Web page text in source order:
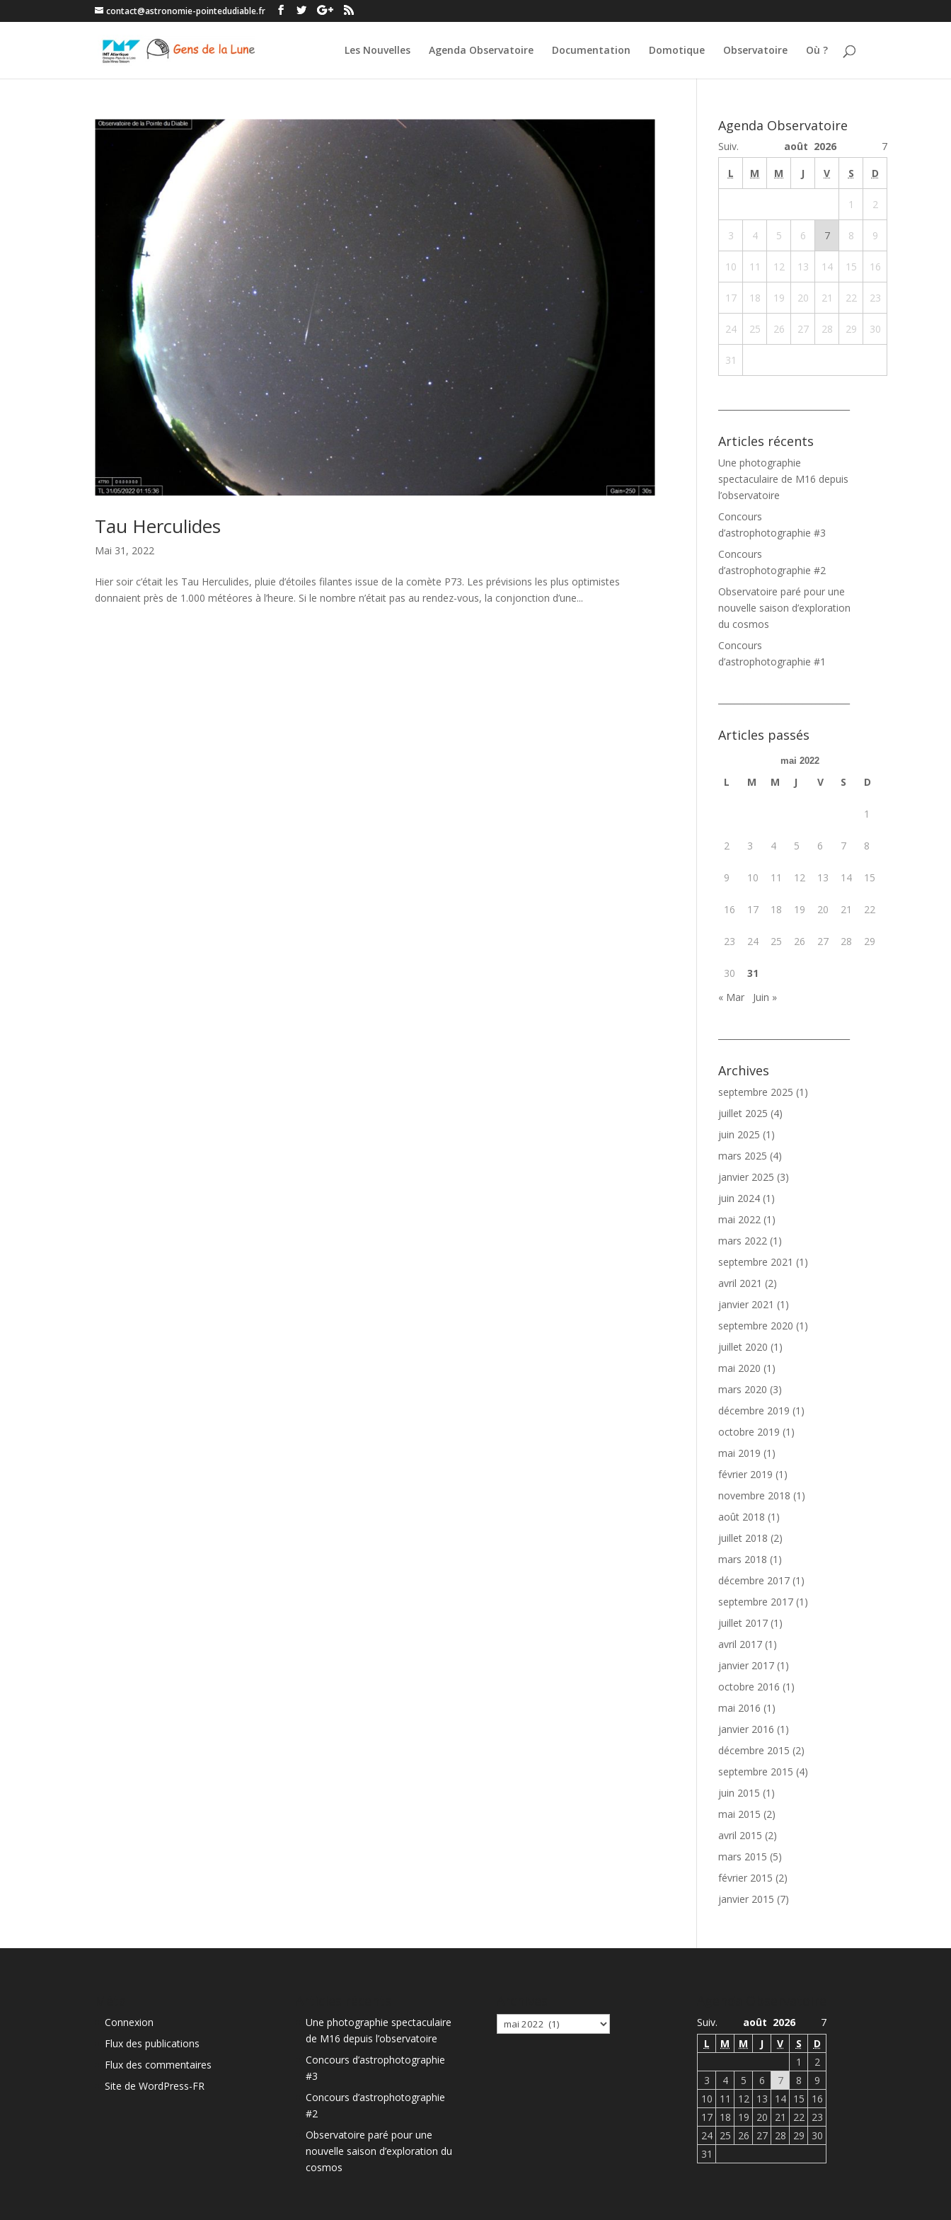
contact@astronomie-pointedudiable.fr
Les Nouvelles Agenda Observatoire Documentation Domotique Observatoire Où ?
Tau Herculides
Mai 31, 2022
Hier soir c’était les Tau Herculides, pluie d’étoiles filantes issue de la comète P73. Les prévisions les plus optimistes
donnaient près de 1.000 météores à l’heure. Si le nombre n’était pas au rendez-vous, la conjonction d’une...
Agenda Observatoire
Suiv. 7
août 2026
L
M M J V S D
1 2
3 4 5 6 7 8 9
10 11 12 13 14 15 16
17 18 19 20 21 22 23
24 25 26 27 28 29 30
31
Articles récents
Une photographie
spectaculaire de M16 depuis
l’observatoire
Concours
d’astrophotographie #3
Concours
d’astrophotographie #2
Observatoire paré pour une
nouvelle saison d’exploration
du cosmos
Concours
d’astrophotographie #1
Articles passés
mai 2022
L M M J V S D
1
2 3 4 5 6 7 8
9 10 11 12 13 14 15
16 17 18 19 20 21 22
23 24 25 26 27 28 29
30
31
« Mar
Juin »
Archives
septembre 2025 (1)
juillet 2025 (4)
juin 2025 (1)
mars 2025 (4)
janvier 2025 (3)
juin 2024 (1)
mai 2022 (1)
mars 2022 (1)
septembre 2021 (1)
avril 2021 (2)
janvier 2021 (1)
septembre 2020 (1)
juillet 2020 (1)
mai 2020 (1)
mars 2020 (3)
décembre 2019 (1)
octobre 2019 (1)
mai 2019 (1)
février 2019 (1)
novembre 2018 (1)
août 2018 (1)
juillet 2018 (2)
mars 2018 (1)
décembre 2017 (1)
septembre 2017 (1)
juillet 2017 (1)
avril 2017 (1)
janvier 2017 (1)
octobre 2016 (1)
mai 2016 (1)
janvier 2016 (1)
décembre 2015 (2)
septembre 2015 (4)
juin 2015 (1)
mai 2015 (2)
avril 2015 (2)
mars 2015 (5)
février 2015 (2)
janvier 2015 (7)
Connexion
Flux des publications
Flux des commentaires
Site de WordPress-FR
Une photographie spectaculaire
de M16 depuis l’observatoire
Concours d’astrophotographie
#3
Concours d’astrophotographie
#2
Observatoire paré pour une
nouvelle saison d’exploration du
cosmos
Archives Suiv. 7
août 2026
L
M M J V S
D
1
2
3
4 5 6 7 8
9
10
11 12 13 14 15
16
17
18 19 20 21 22
23
24
25 26 27 28 29
30
31